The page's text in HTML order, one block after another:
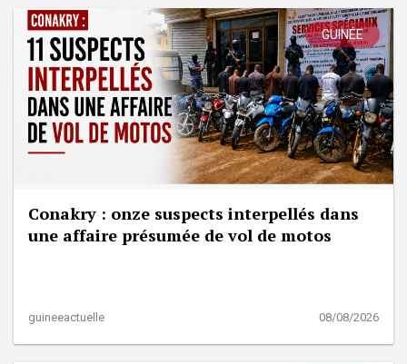
GUINÉE
Conakry : onze suspects interpellés dans
une affaire présumée de vol de motos
guineeactuelle 08/08/2026